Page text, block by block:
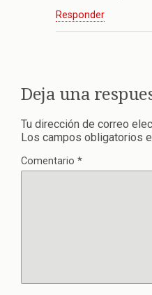
Responder
Deja una
Tu dirección de correo
Los campos obligatorios
Comentario *